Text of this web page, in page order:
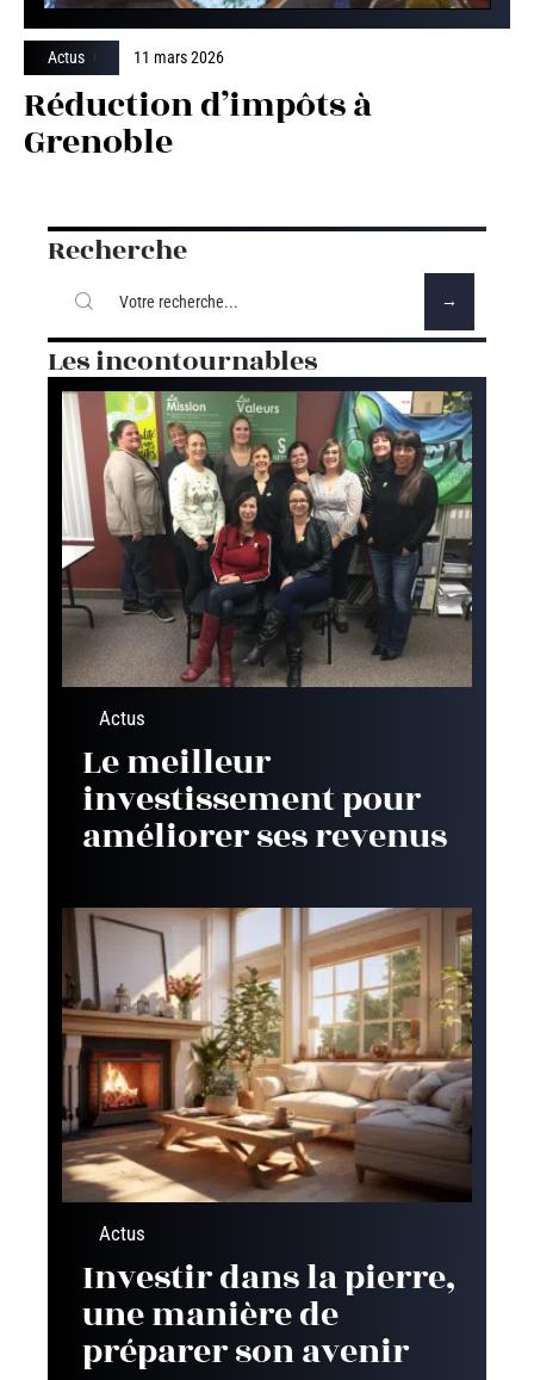
Actus 11 mars 2026
Réduction d’impôts à
Grenoble
Recherche
Les incontournables
Actus
Le meilleur
investissement pour
améliorer ses revenus
Actus
Investir dans la pierre,
une manière de
préparer son avenir